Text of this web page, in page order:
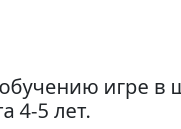
игре в
4-5 лет.